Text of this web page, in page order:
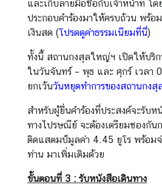
ศ
ข้
อ
มู
ล
น่
า
ส
น
จ
และเก็บลายมือชื่อกับเจ้าหน้าที่ โด
ประกอบคำร้องมาให้ครบถ้วน พร้อ
เงินสด (โปรดดูค่าธรรมเนียมที่นี่)
ทั้งนี้ สถานกงสุลใหญ่ฯ เปิดให้บริก
ในวันจันทร์ – พุธ และ ศุกร์ เวลา
ยกเว้นวันหยุดทำการของสถานกง
สำหรับผู้ยื่นคำร้องที่ประสงค์จะรับห
ทางไปรษณีย์ จะต้องเตรียมซองกัน
ติดแสตมป์มูลค่า 4.45 ยูโร พร้อม
ท่าน มาเพิ่มเติมด้วย
ขั้นตอนที่ 3 : รับหนังสือเดินทาง